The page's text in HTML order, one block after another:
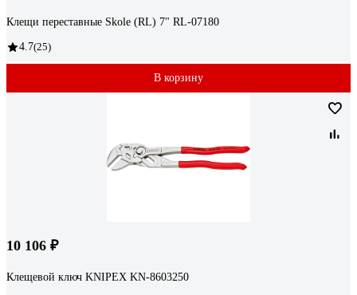
Клещи переставные Skole (RL) 7" RL-07180
4.7(25)
В корзину
10 106 ₽
Клещевой ключ KNIPEX KN-8603250